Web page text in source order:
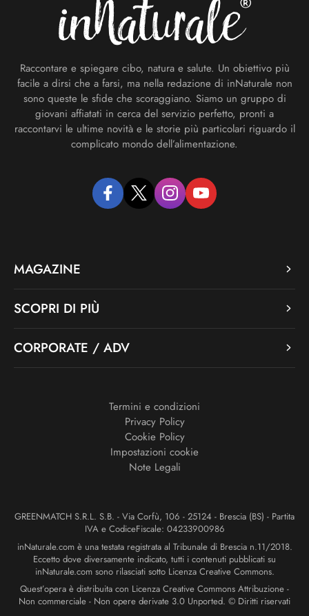
Raccontare e spiegare cibo, natura e salute. Un obiettivo più
facile a dirsi che a farsi, ma nella redazione di inNaturale non
sono queste le sfide che scoraggiano. Siamo un gruppo di
giovani affiatati in cerca del servizio perfetto, pronti a
raccontarvi le ultime novità e le storie più particolari riguardo il
complicato mondo dell’alimentazione.
facebooktwitter instagramyoutube
MAGAZINE
SCOPRI DI PIÙ
CORPORATE / ADV
Termini e condizioni
Privacy Policy
Cookie Policy
Impostazioni cookie
Note Legali
GREENMATCH S.R.L. S.B. - Via Corfù, 106 - 25124 - Brescia (BS) - Partita
IVA e CodiceFiscale: 04233900986
inNaturale.com è una testata registrata al Tribunale di Brescia n.11/2018.
Eccetto dove diversamente indicato, tutti i contenuti pubblicati su
inNaturale.com sono rilasciati sotto Licenza Creative Commons.
Quest’opera è distribuita con Licenza Creative Commons Attribuzione -
Non commerciale - Non opere derivate 3.0 Unported. © Diritti riservati